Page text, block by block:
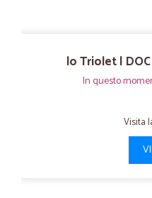
lo Triolet |
In questo
Visita